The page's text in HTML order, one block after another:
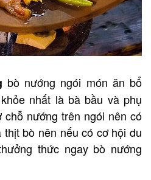
bò nướng ngói món ăn bổ
nhất là bà bầu và phụ
nướng trên ngói nên có
bò nên nếu có cơ hội du
thức ngay bò nướng